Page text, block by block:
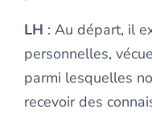
LH : Au départ, il
personnelles,
parmi lesquelles
recevoir des